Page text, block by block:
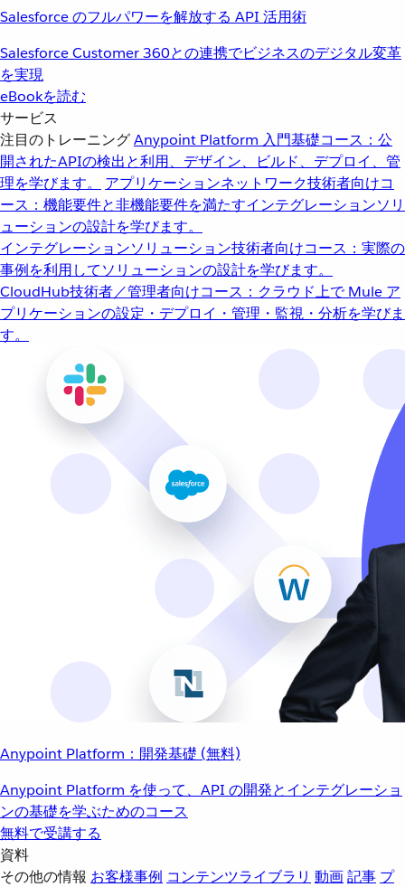
Salesforce のフルパワーを解放する API 活用術
Salesforce Customer 360との連携でビジネスのデジタル変革
を実現
eBookを読む
サービス
注目のトレーニングAnypoint Platform 入門基礎コース：公
開されたAPIの検出と利用、デザイン、ビルド、デプロイ、管
理を学びます。
アプリケーションネットワーク技術者向けコ
ース：機能要件と非機能要件を満たすインテグレーションソリ
ューションの設計を学びます。
インテグレーションソリューション技術者向けコース：実際の
事例を利用してソリューションの設計を学びます。
CloudHub技術者／管理者向けコース：クラウド上で Mule ア
プリケーションの設定・デプロイ・管理・監視・分析を学びま
す。
Anypoint Platform：開発基礎 (無料)
Anypoint Platform を使って、API の開発とインテグレーショ
ンの基礎を学ぶためのコース
無料で受講する
資料
その他の情報 お客様事例 コンテンツライブラリ 動画記事 プ